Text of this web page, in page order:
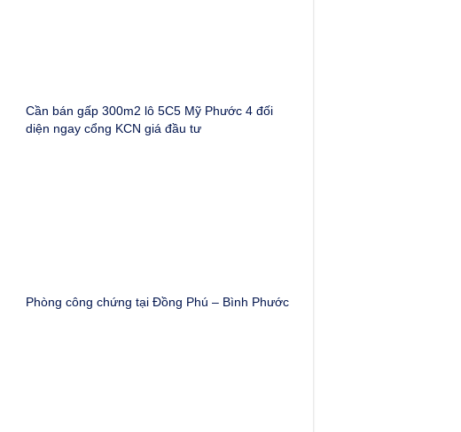
Cần bán gấp 300m2 lô 5C5 Mỹ Phước 4 đối
diện ngay cổng KCN giá đầu tư
Phòng công chứng tại Đồng Phú – Bình Phước